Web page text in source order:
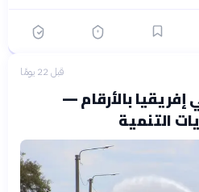
قبل 22 يومًا
بالأرقام —
التنمية